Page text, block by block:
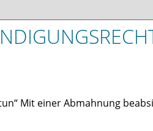
Mit einer Abmahnung